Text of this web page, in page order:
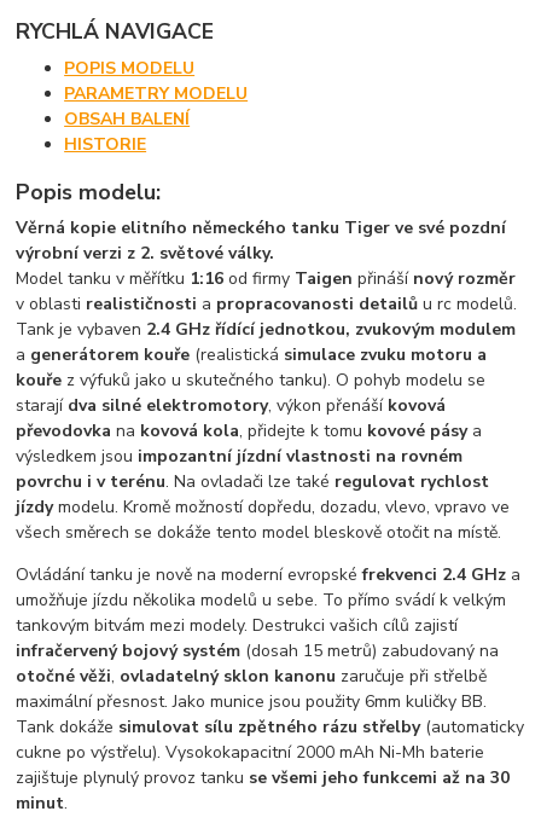
RYCHLÁ NAVIGACE
POPIS MODELU
PARAMETRY MODELU
OBSAH BALENÍ
HISTORIE
Popis modelu:
Věrná kopie elitního německého tanku Tiger ve své pozdní
výrobní verzi z 2. světové války.
Model tanku v měřítku 1:16 od firmy Taigen přináší nový rozměr
v oblasti realističnosti a propracovanosti detailů u rc modelů.
Tank je vybaven 2.4 GHz řídící jednotkou, zvukovým modulem
a generátorem kouře (realistická simulace zvuku motoru a
kouře z výfuků jako u skutečného tanku). O pohyb modelu se
starají dva silné elektromotory, výkon přenáší kovová
převodovkana kovová kola, přidejte k tomu kovové pásya
výsledkem jsou impozantní jízdní vlastnosti na rovném
povrchu i v terénu. Na ovladači lze také regulovat rychlost
jízdymodelu. Kromě možností dopředu, dozadu, vlevo, vpravo ve
všech směrech se dokáže tento model bleskově otočit na místě.
Ovládání tanku je nově na moderní evropské frekvenci 2.4 GHz a
umožňuje jízdu několika modelů u sebe. To přímo svádí k velkým
tankovým bitvám mezi modely. Destrukci vašich cílů zajistí
infračervený bojový systém (dosah 15 metrů) zabudovaný na
otočné věži, ovladatelný sklon kanonu zaručuje při střelbě
maximální přesnost. Jako munice jsou použity 6mm kuličky BB.
Tank dokáže simulovat sílu zpětného rázu střelby(automaticky
cukne po výstřelu). Vysokokapacitní 2000 mAh Ni-Mh baterie
zajištuje plynulý provoz tanku se všemi jeho funkcemi až na 30
minut.